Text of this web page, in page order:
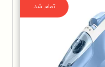
تمام شد